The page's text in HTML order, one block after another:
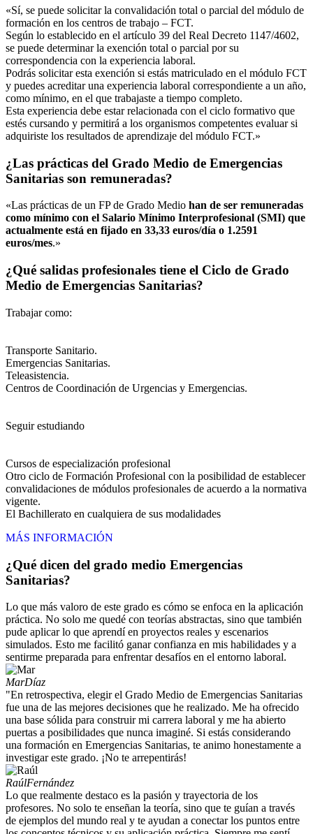
«Sí, se puede solicitar la convalidación total o parcial del módulo de
formación en los centros de trabajo – FCT.
Según lo establecido en el artículo 39 del Real Decreto 1147/4602,
se puede determinar la exención total o parcial por su
correspondencia con la experiencia laboral.
Podrás solicitar esta exención si estás matriculado en el módulo FCT
y puedes acreditar una experiencia laboral correspondiente a un año,
como mínimo, en el que trabajaste a tiempo completo.
Esta experiencia debe estar relacionada con el ciclo formativo que
estés cursando y permitirá a los organismos competentes evaluar si
adquiriste los resultados de aprendizaje del módulo FCT.»
¿Las prácticas del Grado Medio de Emergencias
Sanitarias son remuneradas?
«Las prácticas de un FP de Grado Medio han de ser remuneradas
como mínimo con el Salario Mínimo Interprofesional (SMI) que
actualmente está en fijado en 33,33 euros/día o 1.2591
euros/mes.»
¿Qué salidas profesionales tiene el Ciclo de Grado
Medio de Emergencias Sanitarias?
Trabajar como:
Transporte Sanitario.
Emergencias Sanitarias.
Teleasistencia.
Centros de Coordinación de Urgencias y Emergencias.
Seguir estudiando
Cursos de especialización profesional
Otro ciclo de Formación Profesional con la posibilidad de establecer
convalidaciones de módulos profesionales de acuerdo a la normativa
vigente.
El Bachillerato en cualquiera de sus modalidades
MÁS INFORMACIÓN
¿Qué dicen del grado medio Emergencias
Sanitarias?
Lo que más valoro de este grado es cómo se enfoca en la aplicación
práctica. No solo me quedé con teorías abstractas, sino que también
pude aplicar lo que aprendí en proyectos reales y escenarios
simulados. Esto me facilitó ganar confianza en mis habilidades y a
sentirme preparada para enfrentar desafíos en el entorno laboral.
MarDíaz
"En retrospectiva, elegir el Grado Medio de Emergencias Sanitarias
fue una de las mejores decisiones que he realizado. Me ha ofrecido
una base sólida para construir mi carrera laboral y me ha abierto
puertas a posibilidades que nunca imaginé. Si estás considerando
una formación en Emergencias Sanitarias, te animo honestamente a
investigar este grado. ¡No te arrepentirás!
RaúlFernández
Lo que realmente destaco es la pasión y trayectoria de los
profesores. No solo te enseñan la teoría, sino que te guían a través
de ejemplos del mundo real y te ayudan a conectar los puntos entre